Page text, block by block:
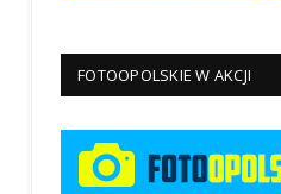
FOTOOPOLSKIE W AKCJI